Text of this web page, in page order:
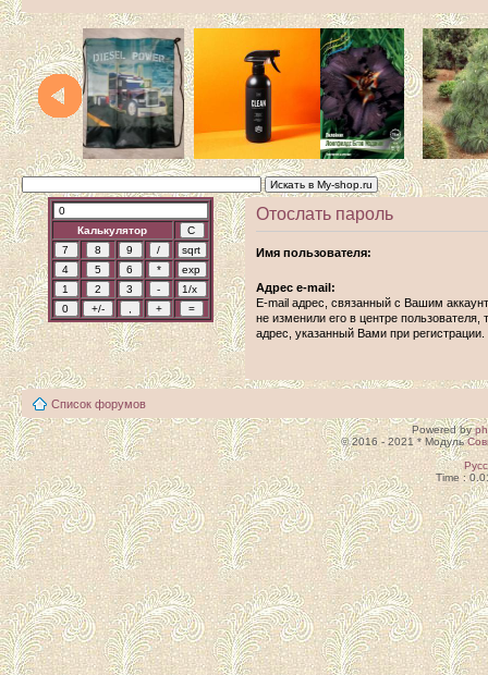
Калькулятор
Отослать пароль
Имя пользователя:
Адрес e-mail:
E-mail адрес, связанный с Вашим
не изменили его в центре пользователя,
адрес, указанный Вами при регистрации.
Список форумов
Powered by
© 2016 - 2021 * Модуль
Time :